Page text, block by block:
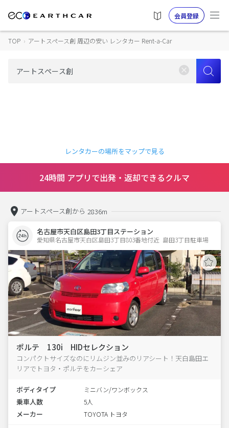
会員登録
TOP › アートスペース創 周辺の安い レンタカー Rent-a-Car
レンタカーの場所をマップで見る
24時間 アプリで出発・返却できるクルマ
アートスペース創から 2836m
名古屋市天白区島田3丁目ステーション
愛知県名古屋市天白区島田3丁目803番地付近  島田3丁目駐車場
ポルテ 130i HIDセレクション
コンパクトサイズなのにリムジン並みのリアシート！天白島田エ
リアでトヨタ・ポルテをカーシェア
ボディタイプ ミニバン/ワンボックス
乗車人数 5人
メーカー TOYOTA トヨタ